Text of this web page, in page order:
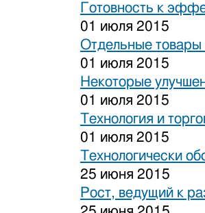
Готовность к
01 июля 2015
Отдельные товары
01 июля 2015
Некоторые
01 июля 2015
Технология и
01 июля 2015
Технологически
25 июня 2015
Рост, ведущий к